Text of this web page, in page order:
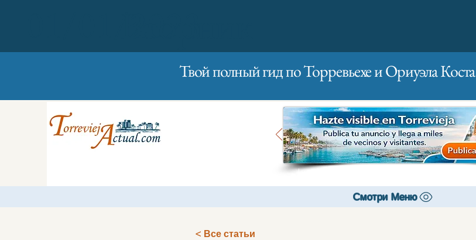
Твой полный гид по Торревьехе и Ориуэла Коста
Смотри Меню
< Все статьи